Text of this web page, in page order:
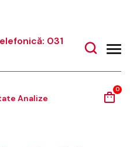
031
Analize
0